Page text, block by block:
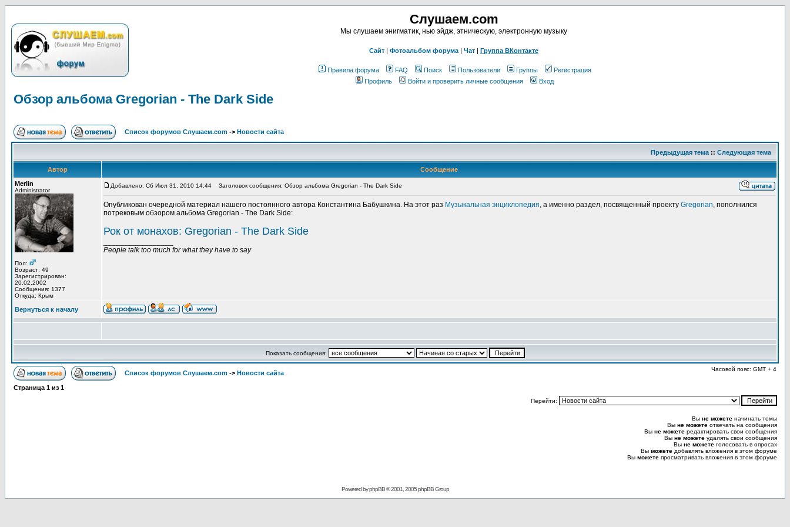
Слушаем.com
Мы слушаем энигматик, нью эйдж, этническую, электронную музыку
Сайт | Фотоальбом форума | Чат | Группа ВКонтакте
Правила форума FAQ Поиск Пользователи Группы
Регистрация
Профиль
Войти и проверить личные сообщения Вход
Обзор альбома Gregorian - The Dark Side
Список форумов Слушаем.com -> Новости сайта
Предыдущая тема :: Следующая тема
Автор
Сообщение
Merlin
Administrator
Пол:
Возраст: 49
Зарегистрирован:
20.02.2002
Сообщения: 1377
Откуда: Крым
Добавлено: Сб Июл 31, 2010 14:44 Заголовок сообщения: Обзор альбома Gregorian - The Dark Side
Опубликован очередной материал нашего постоянного автора Константина Бабушкина. На этот раз Музыкальная энциклопедия, а именно раздел, посвященный проекту Gregorian, пополнился
потрековым обзором альбома Gregorian - The Dark Side:
Рок от монахов: Gregorian - The Dark Side
People talk too much for what they have to say
Вернуться к началу
Показать сообщения:
Список форумов Слушаем.com -> Новости сайта
Часовой пояс: GMT + 4
Страница 1 из 1
Перейти:
Вы не можете начинать темы
Вы не можете отвечать на сообщения
Вы не можете редактировать свои сообщения
Вы не можете удалять свои сообщения
Вы не можете голосовать в опросах
Вы можете добавлять вложения в этом форуме
Вы можете просматривать вложения в этом форуме
Powered by phpBB © 2001, 2005 phpBB Group